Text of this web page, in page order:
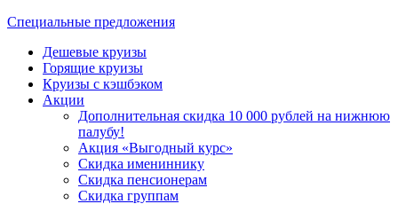
Специальные предложения
Дешевые круизы
Горящие круизы
Круизы с кэшбэком
Акции
Дополнительная скидка 10 000 рублей на нижнюю
палубу!
Акция «Выгодный курс»
Скидка имениннику
Скидка пенсионерам
Скидка группам